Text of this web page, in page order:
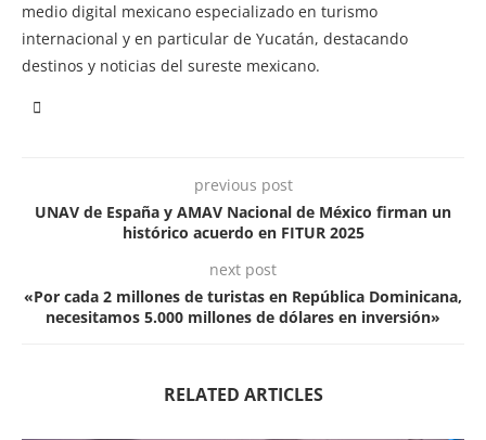
medio digital mexicano especializado en turismo
internacional y en particular de Yucatán, destacando
destinos y noticias del sureste mexicano.
previous post
UNAV de España y AMAV Nacional de México firman un
histórico acuerdo en FITUR 2025
next post
«Por cada 2 millones de turistas en República Dominicana,
necesitamos 5.000 millones de dólares en inversión»
RELATED ARTICLES